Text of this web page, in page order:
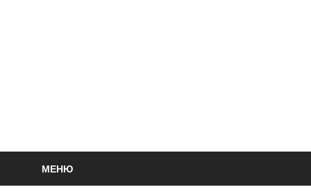
МЕНЮ